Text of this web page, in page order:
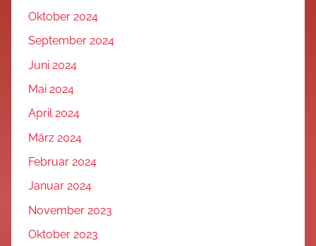
Oktober 2024
September 2024
Juni 2024
Mai 2024
April 2024
März 2024
Februar 2024
Januar 2024
November 2023
Oktober 2023